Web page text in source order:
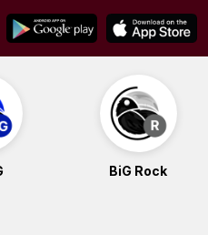
BiG Rock